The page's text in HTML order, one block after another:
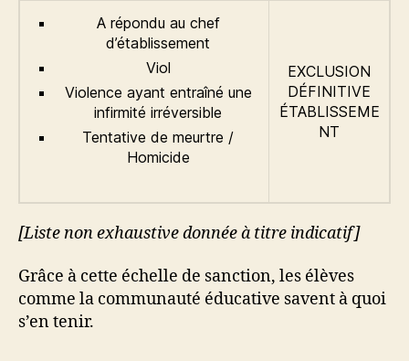
A répondu au chef
d’établissement
Viol
Violence ayant entraîné une
infirmité irréversible
Tentative de meurtre /
Homicide
EXCLUSION
DÉFINITIVE
ÉTABLISSEME
NT
[Liste non exhaustive donnée à titre indicatif]
Grâce à cette échelle de sanction, les élèves
comme la communauté éducative savent à quoi
s’en tenir.